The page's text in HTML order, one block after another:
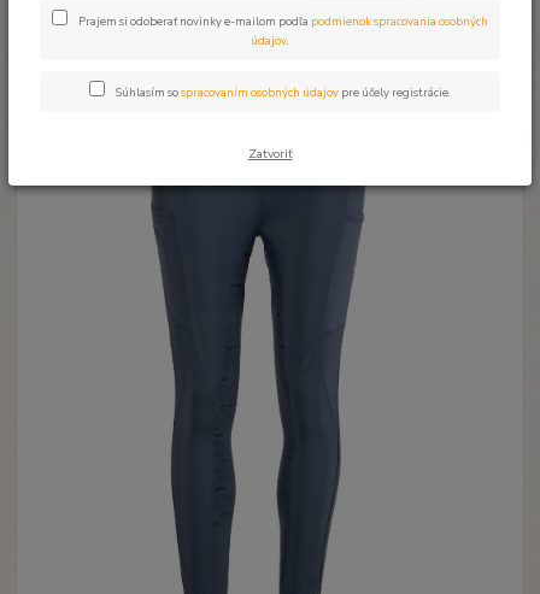
Prajem si odoberať novinky e-mailom podľa podmienok spracovania osobných
údajov.
Súhlasím sospracovaním osobných údajov pre účely registrácie.
Zatvoriť